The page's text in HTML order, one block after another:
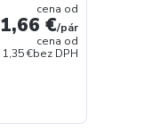
cena od
1,66 €/pár
cena od
1,35 €bez DPH